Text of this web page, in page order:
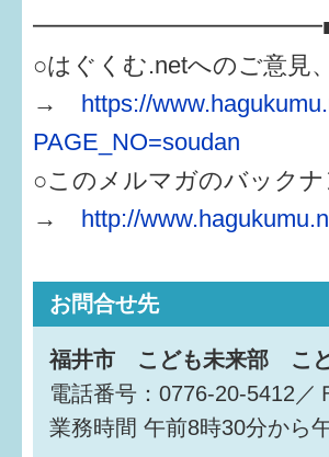
○はぐくむ.netへのご意見
→ https://
PAGE_NO=soudan
○このメルマガのバック
→ http://
お問合せ先
福井市 こども未来部 こ
電話番号：0776-20-5412／
業務時間 午前8時30分から